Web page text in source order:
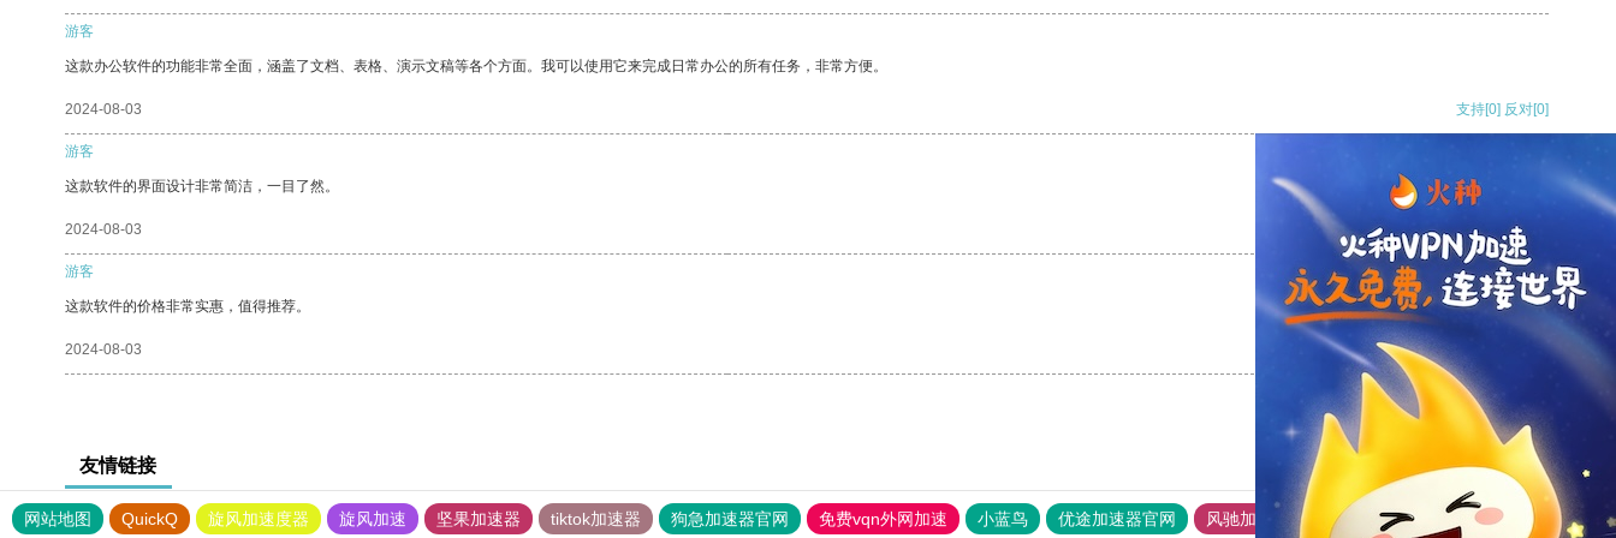
游客
这款办公软件的功能非常全面，涵盖了文档、表格、演示文稿等各个方面。我可以使用它来完成日常办公的所有任务，非常方便。
2024-08-03 支持[0] 反对[0]
游客
这款软件的界面设计非常简洁，一目了然。
2024-08-03 支持 反对
游客
这款软件的价格非常实惠，值得推荐。
2024-08-03 [0]
友情链接
网站地图 QuickQ 旋风加速度器 旋风加速 坚果加速器 tiktok加速器 狗急加速器官网 免费vqn外网加速 小蓝鸟 优途加速器官网 风驰加速器 旋风加速器